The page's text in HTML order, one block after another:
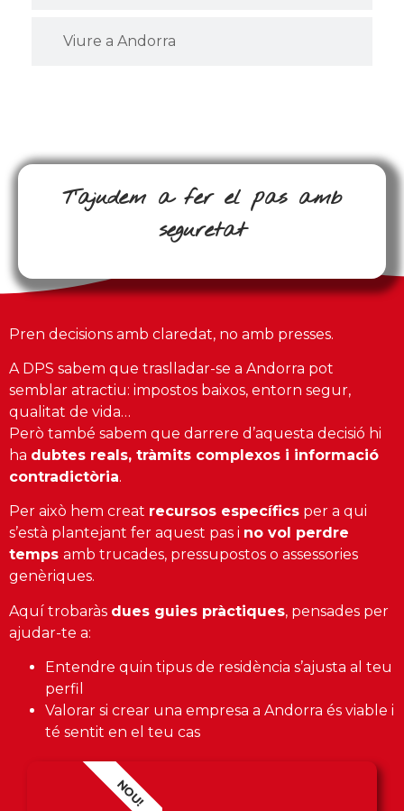
Viure a Andorra
T’ajudem a fer el pas amb
seguretat
Pren decisions amb claredat, no amb presses.
A DPS sabem que traslladar-se a Andorra pot
semblar atractiu: impostos baixos, entorn segur,
qualitat de vida…
Però també sabem que darrere d’aquesta decisió hi
ha dubtes reals, tràmits complexos i informació
contradictòria.
Per això hem creat recursos específics per a qui
s’està plantejant fer aquest pas i no vol perdre
temps amb trucades, pressupostos o assessories
genèriques.
Aquí trobaràs dues guies pràctiques, pensades per
ajudar-te a:
Entendre quin tipus de residència s’ajusta al teu
perfil
Valorar si crear una empresa a Andorra és viable i
té sentit en el teu cas
NOU!